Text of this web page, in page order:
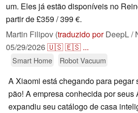
um. Eles já estão disponíveis no
partir de £359 / 399 €.
Martin Filipov (traduzido porDeepL /
05/29/2026🇺🇸🇪🇸 ...
Smart Home Robot Vacuum
A Xiaomi está chegando para pegar
pão! A empresa conhecida por seus
expandiu seu catálogo de casa